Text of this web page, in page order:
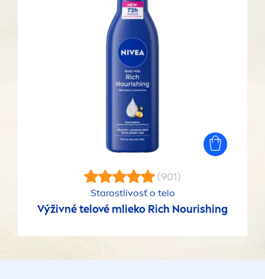
(901)
Starostlivosť o telo
Výživné telové mlieko Rich Nourishing